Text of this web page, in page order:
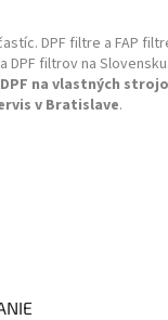
DPF filtre a FAP
DPF filtrov na
na vlastných
v Bratislave.